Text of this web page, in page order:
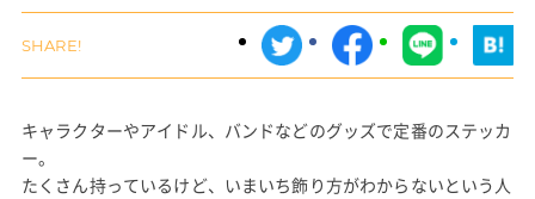
キャラクターやアイドル、バンドなどのグッズで定番のステッカ
ー。
たくさん持っているけど、いまいち飾り方がわからないという人